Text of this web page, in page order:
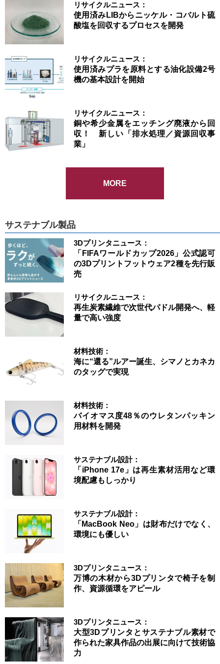
リサイクルニュース：
使用済みLIBからニッケル・コバルト硫
酸塩を回収するプロセスを開発
リサイクルニュース：
使用済みプラを原料とする油化設備2号
機の基本設計を開始
リサイクルニュース：
銅や希少金属をエッチング廃液から回
収！ 新しい「排水処理／資源回収事
業」
MORE
サステナブル製品
3Dプリンタニュース：
「FIFAワールドカップ2026」公式認可
の3Dプリントフットウェア2種を先行販
売
リサイクルニュース：
再生炭素繊維で次世代パドル開発へ、軽
量で高い強度
材料技術：
海に“還る”ルアー誕生、シマノとカネカ
のタッグで実現
材料技術：
バイオマス度48％のウレタンパッキン
用材料を開発
サステナブル設計：
「iPhone 17e」は再生素材活用など環
境配慮もしっかり
サステナブル設計：
「MacBook Neo」は財布だけでなく、
環境にも優しい
3Dプリンタニュース：
万博の木材から3Dプリンタで椅子を制
作、資源循環をアピール
3Dプリンタニュース：
大型3Dプリンタとサステナブル素材で
作られた家具作品の出展に向けて技術協
力